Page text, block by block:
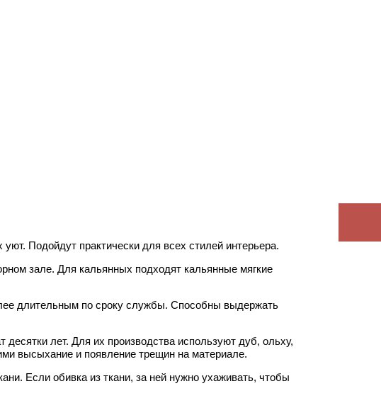
Подойдут практически для всех стилей интерьера.
зале. Для кальянных подходят кальянные мягкие
длительным по сроку службы. Способны выдержать
лет. Для их производства используют дуб, ольху,
высыхание и появление трещин на материале.
Если обивка из ткани, за ней нужно ухаживать, чтобы